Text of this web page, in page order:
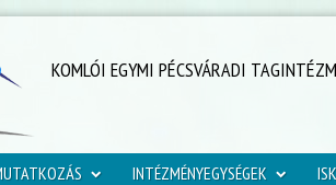
KOMLÓI EGYMI PÉCSVÁRADI
INTÉZMÉNYEGYSÉGEK